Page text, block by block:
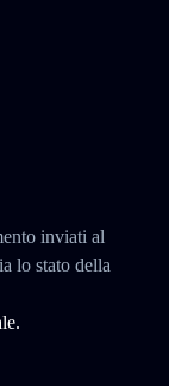
inviati al
lo stato della